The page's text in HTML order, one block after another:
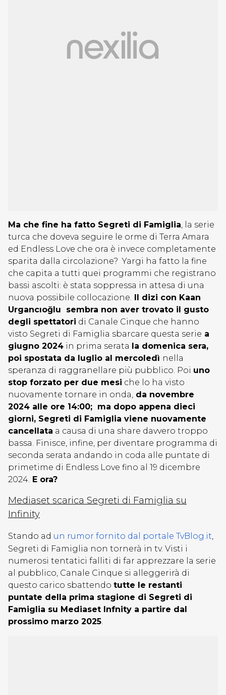
Ma che fine ha fatto Segreti di Famiglia, la serie
turca che doveva seguire le orme di Terra Amara
ed Endless Love che ora è invece completamente
sparita dalla circolazione? Yargi ha fatto la fine
che capita a tutti quei programmi che registrano
bassi ascolti: è stata soppressa in attesa di una
nuova possibile collocazione. Il dizi con Kaan
Urgancıoğlu sembra non aver trovato il gusto
degli spettatori di Canale Cinque che hanno
visto Segreti di Famiglia sbarcare questa serie a
giugno 2024 in prima serata la domenica sera,
poi spostata da luglio al mercoledì nella
speranza di raggranellare più pubblico. Poi uno
stop forzato per due mesi che lo ha visto
nuovamente tornare in onda, da novembre
2024 alle ore 14:00; ma dopo appena dieci
giorni, Segreti di Famiglia viene nuovamente
cancellata a causa di una share davvero troppo
bassa. Finisce, infine, per diventare programma di
seconda serata andando in coda alle puntate di
primetime di Endless Love fino al 19 dicembre
2024. E ora?
Mediaset scarica Segreti di Famiglia su
Infinity
Stando ad un rumor fornito dal portale TvBlog.it,
Segreti di Famiglia non tornerà in tv. Visti i
numerosi tentatici falliti di far apprezzare la serie
al pubblico, Canale Cinque si alleggerirà di
questo carico sbattendo tutte le restanti
puntate della prima stagione di Segreti di
Famiglia su Mediaset Infnity a partire dal
prossimo marzo 2025.